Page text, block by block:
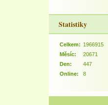
Statistiky
Online: 8
Celkem: 1966915
Měsíc:
20671
Den:
447